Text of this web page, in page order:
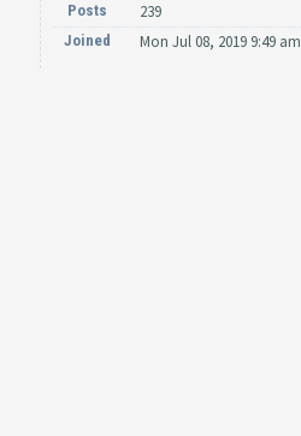
Posts 239
Joined Mon Jul 08, 2019 9:49 am